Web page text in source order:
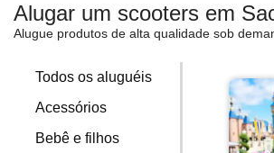
Alugar um scooters em
Alugue produtos de alta qualidade sob
Todos os aluguéis
Acessórios
Bebê e filhos